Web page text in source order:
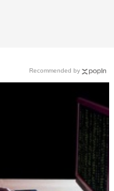
Recommended by